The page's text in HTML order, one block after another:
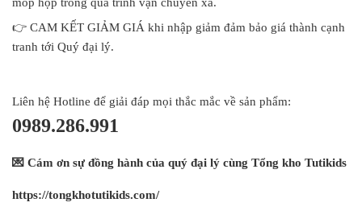
👉 CAM KẾT GIẢM GIÁ khi nhập giảm đảm bảo giá thành cạnh
tranh tới Quý đại lý.
Liên hệ Hotline để giải đáp mọi thắc mắc về sản phẩm:
0989.286.991
💌 Cám ơn sự đồng hành của quý đại lý cùng Tổng kho Tutikids
https://tongkhotutikids.com/